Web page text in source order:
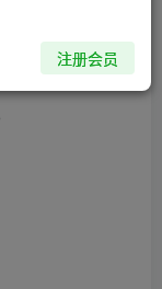
展开情节或刻画
要情节相关的回
注册会员